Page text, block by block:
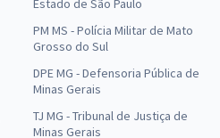
Estado de São Paulo
PM MS - Polícia Militar de Mato
Grosso do Sul
DPE MG - Defensoria Pública de
Minas Gerais
TJ MG - Tribunal de Justiça de
Minas Gerais